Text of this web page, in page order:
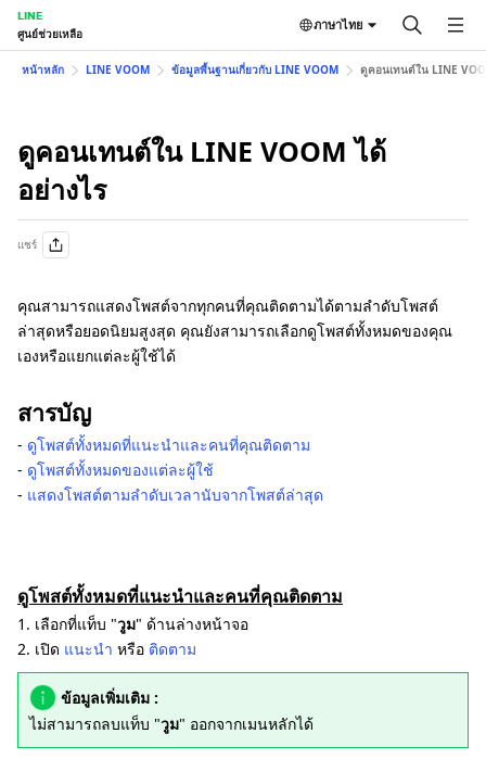
LINE
ศูนย์ช่วยเหลือ
ภาษาไทย
หน้าหลัก LINE VOOM ข้อมูลพื้นฐานเกี่ยวกับ LINE VOOM ดูคอนเทนต์ใน LINE
ดูคอนเทนต์ใน LINE VOOM ได้
อย่างไร
แชร์
คุณสามารถแสดงโพสต์จากทุกคนที่คุณติดตามได้ตามลำดับโพสต์
ล่าสุดหรือยอดนิยมสูงสุด คุณยังสามารถเลือกดูโพสต์ทั้งหมดของคุณ
เองหรือแยกแต่ละผู้ใช้ได้
สารบัญ
- ดูโพสต์ทั้งหมดที่แนะนำและคนที่คุณติดตาม
- ดูโพสต์ทั้งหมดของแต่ละผู้ใช้
- แสดงโพสต์ตามลำดับเวลานับจากโพสต์ล่าสุด
ดูโพสต์ทั้งหมดที่แนะนำและคนที่คุณติดตาม
1. เลือกที่แท็บ "วูม" ด้านล่างหน้าจอ
2. เปิด แนะนำ หรือ ติดตาม
ข้อมูลเพิ่มเติม :
ไม่สามารถลบแท็บ "วูม" ออกจากเมนหลักได้